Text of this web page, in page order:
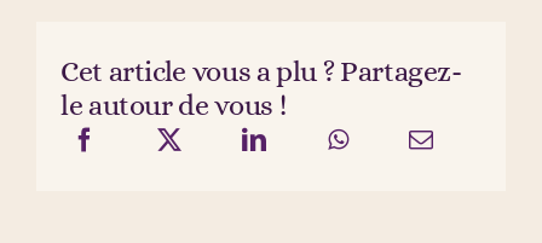
Cet article vous a plu ? Partagez-
le autour de vous !